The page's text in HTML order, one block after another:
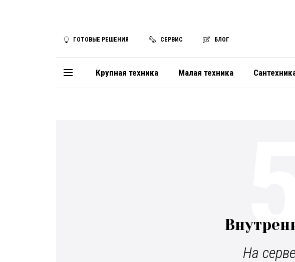
ГОТОВЫЕ РЕШЕНИЯ СЕРВИС БЛОГ
Крупная техника Малая техника
На